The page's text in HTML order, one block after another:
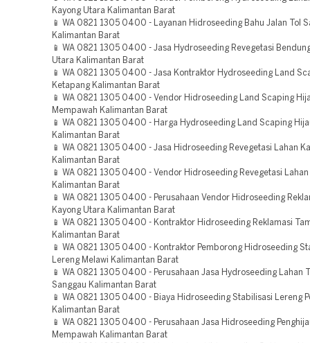
Kayong Utara Kalimantan Barat
📱 WA 0821 1305 0400 - Layanan Hidroseeding Bahu Jalan Tol
Kalimantan Barat
📱 WA 0821 1305 0400 - Jasa Hydroseeding Revegetasi
Utara Kalimantan Barat
📱 WA 0821 1305 0400 - Jasa Kontraktor Hydroseeding Land
Ketapang Kalimantan Barat
📱 WA 0821 1305 0400 - Vendor Hidroseeding Land Scaping
Mempawah Kalimantan Barat
📱 WA 0821 1305 0400 - Harga Hydroseeding Land Scaping
Kalimantan Barat
📱 WA 0821 1305 0400 - Jasa Hidroseeding Revegetasi Lahan
Kalimantan Barat
📱 WA 0821 1305 0400 - Vendor Hidroseeding Revegetasi
Kalimantan Barat
📱 WA 0821 1305 0400 - Perusahaan Vendor Hidroseeding
Kayong Utara Kalimantan Barat
📱 WA 0821 1305 0400 - Kontraktor Hidroseeding Reklamasi
Kalimantan Barat
📱 WA 0821 1305 0400 - Kontraktor Pemborong Hidroseeding
Lereng Melawi Kalimantan Barat
📱 WA 0821 1305 0400 - Perusahaan Jasa Hydroseeding Lahan
Sanggau Kalimantan Barat
📱 WA 0821 1305 0400 - Biaya Hidroseeding Stabilisasi Lereng
Kalimantan Barat
📱 WA 0821 1305 0400 - Perusahaan Jasa Hidroseeding
Mempawah Kalimantan Barat